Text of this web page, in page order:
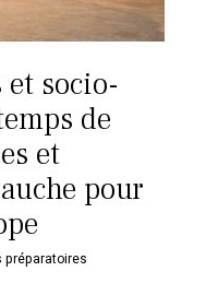
socio-
de
et
pour
préparatoires